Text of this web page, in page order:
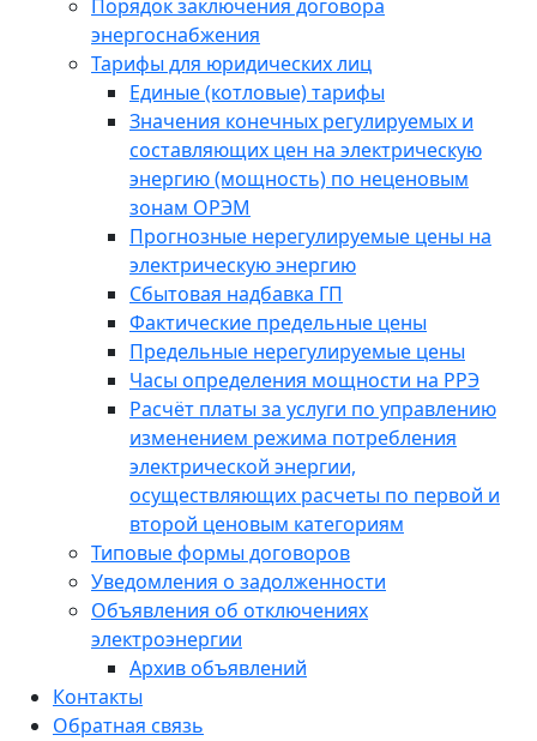
Порядок заключения договора
энергоснабжения
Тарифы для юридических лиц
Единые (котловые) тарифы
Значения конечных регулируемых и
составляющих цен на электрическую
энергию (мощность) по неценовым
зонам ОРЭМ
Прогнозные нерегулируемые цены на
электрическую энергию
Сбытовая надбавка ГП
Фактические предельные цены
Предельные нерегулируемые цены
Часы определения мощности на РРЭ
Расчёт платы за услуги по управлению
изменением режима потребления
электрической энергии,
осуществляющих расчеты по первой и
второй ценовым категориям
Типовые формы договоров
Уведомления о задолженности
Объявления об отключениях
электроэнергии
Архив объявлений
Контакты
Обратная связь